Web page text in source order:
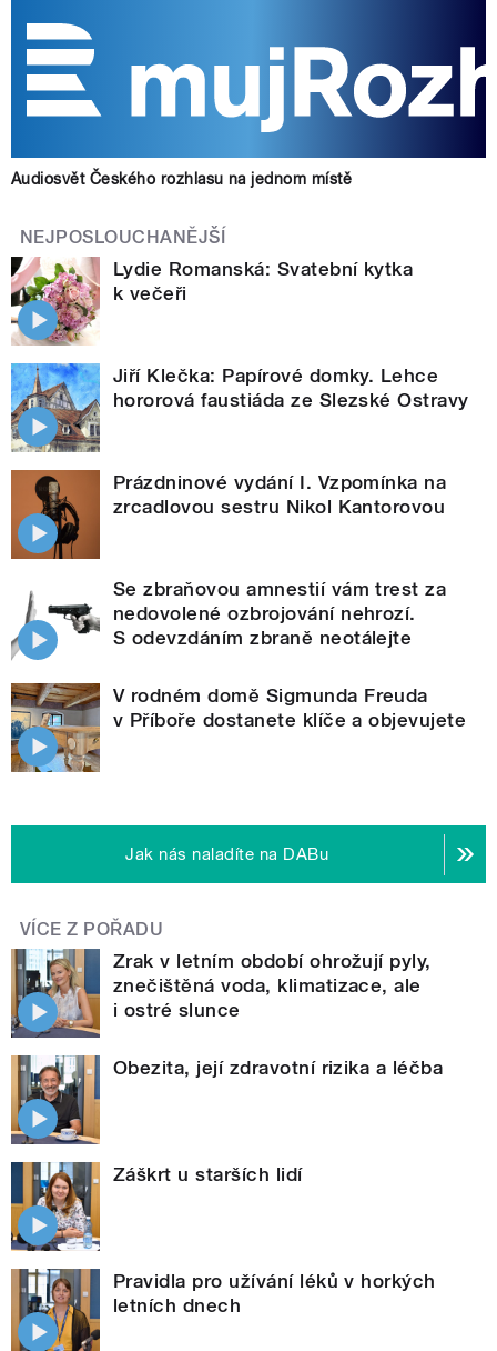
Audiosvět Českého rozhlasu na jednom místě
NEJPOSLOUCHANĚJŠÍ
Lydie Romanská: Svatební kytka
k večeři
Jiří Klečka: Papírové domky. Lehce
hororová faustiáda ze Slezské Ostravy
Prázdninové vydání I. Vzpomínka na
zrcadlovou sestru Nikol Kantorovou
Se zbraňovou amnestií vám trest za
nedovolené ozbrojování nehrozí.
S odevzdáním zbraně neotálejte
V rodném domě Sigmunda Freuda
v Příboře dostanete klíče a objevujete
Jak nás naladíte na DABu
VÍCE Z POŘADU
Zrak v letním období ohrožují pyly,
znečištěná voda, klimatizace, ale
i ostré slunce
Obezita, její zdravotní rizika a léčba
Záškrt u starších lidí
Pravidla pro užívání léků v horkých
letních dnech